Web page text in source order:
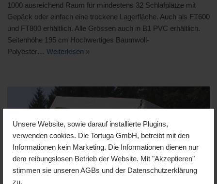
Unsere Website, sowie darauf installierte Plugins,
verwenden cookies. Die Tortuga GmbH, betreibt mit den
Informationen kein Marketing. Die Informationen dienen nur
dem reibungslosen Betrieb der Website. Mit "Akzeptieren"
stimmen sie unseren AGBs und der Datenschutzerklärung
zu.
1000 ausreichend Raum für mindestens 32 Schlafplätze mit
Gepäck oder einfach eine trockene Lagerfläche. Auch als FT600
und FT800 erhältlich. Alle Grössen auch in B1 PVC erhältlich.
Seitenhöhe 195 cm Hochwertiges Baumwoll-
Polyester… Weiterlesen »